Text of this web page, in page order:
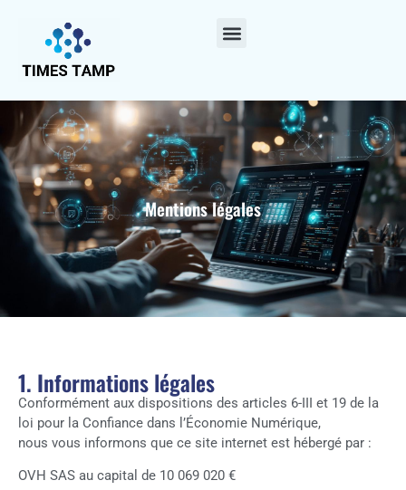
Mentions légales
1. Informations légales
Conformément aux dispositions des articles 6-III et 19 de la
loi pour la Confiance dans l’Économie Numérique,
nous vous informons que ce site internet est hébergé par :
OVH SAS au capital de 10 069 020 €